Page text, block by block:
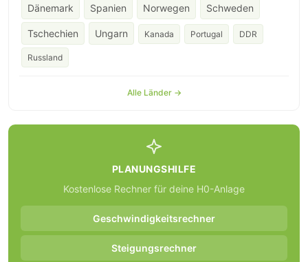
Dänemark Spanien Norwegen Schweden
Tschechien Ungarn Kanada Portugal DDR
Russland
Alle Länder →
PLANUNGSHILFE
Kostenlose Rechner für deine H0-Anlage
Geschwindigkeitsrechner
Steigungsrechner